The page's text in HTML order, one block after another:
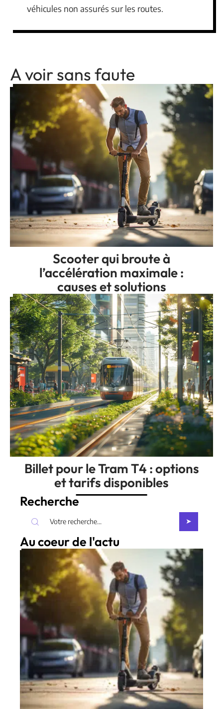
véhicules non assurés sur les routes.
A voir sans faute
Scooter qui broute à
l’accélération maximale :
causes et solutions
Billet pour le Tram T4 : options
et tarifs disponibles
Recherche
Au coeur de l'actu